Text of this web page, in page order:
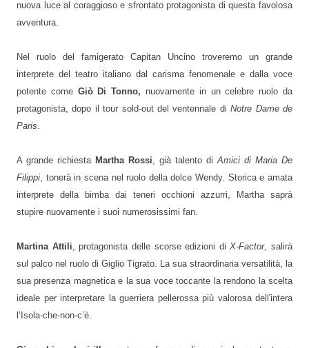
nuova luce al coraggioso e sfrontato protagonista di questa favolosa
avventura.
Nel ruolo del famigerato Capitan Uncino troveremo un grande
interprete del teatro italiano dal carisma fenomenale e dalla voce
potente come Giò Di Tonno, nuovamente in un celebre ruolo da
protagonista, dopo il tour sold-out del ventennale diNotre Dame de
Paris.
A grande richiesta Martha Rossi, già talento diAmici di Maria De
Filippi, tonerà in scena nel ruolo della dolce Wendy. Storica e amata
interprete della bimba dai teneri occhioni azzurri, Martha saprà
stupire nuovamente i suoi numerosissimi fan.
Martina Attili, protagonista delle scorse edizioni diX-Factor, salirà
sul palco nel ruolo di Giglio Tigrato. La sua straordinaria versatilità, la
sua presenza magnetica e la sua voce toccante la rendono la scelta
ideale per interpretare la guerriera pellerossa più valorosa dell'intera
l’Isola-che-non-c’è.